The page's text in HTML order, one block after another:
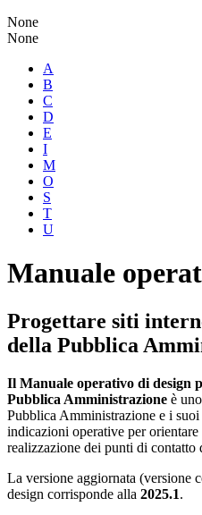
None
None
A
B
C
D
E
I
M
O
S
T
U
Manuale
Progettare siti
della Pubblica
Il Manuale operativo di design
Pubblica Amministrazione è
Pubblica Amministrazione e i
indicazioni operative per
realizzazione dei punti di contatto
La versione aggiornata (versione
design corrisponde alla 2025.1.